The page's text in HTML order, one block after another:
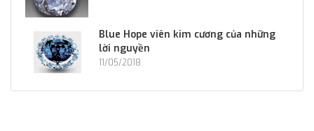
Blue Hope viên kim cương của những
lời nguyền
11/05/2018